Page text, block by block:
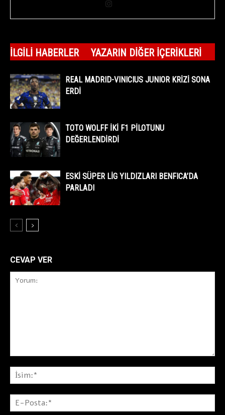
İLGILI HABERLER YAZARIN DIĞER İÇERIKLERI
REAL MADRID-VINICIUS JUNIOR KRİZİ SONA
ERDİ
TOTO WOLFF İKİ F1 PİLOTUNU
DEĞERLENDİRDİ
ESKİ SÜPER LİG YILDIZLARI BENFICA’DA
PARLADI
CEVAP VER